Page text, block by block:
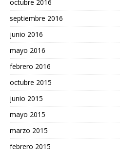
octubre 2016
septiembre 2016
junio 2016
mayo 2016
febrero 2016
octubre 2015
junio 2015
mayo 2015
marzo 2015
febrero 2015